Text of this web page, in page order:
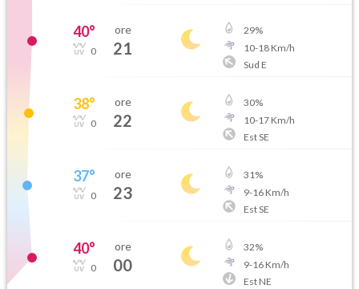
40°
0
ore
21
29%
10-18Km/h
Sud E
38°
0
ore
22
30%
10-17Km/h
Est SE
37°
0
ore
23
31%
9-16Km/h
Est SE
40°
0
ore
00
32%
9-16Km/h
Est NE